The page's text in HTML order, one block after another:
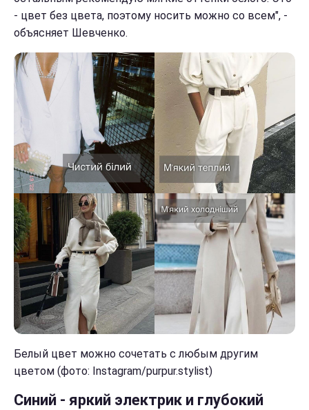
- цвет без цвета, поэтому носить можно со всем", -
объясняет Шевченко.
Белый цвет можно сочетать с любым другим
цветом (фото: Instagram/purpur.stylist)
Синий - яркий электрик и глубокий